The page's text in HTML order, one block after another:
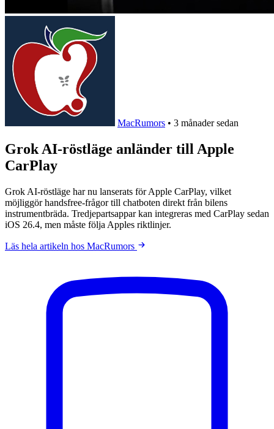
MacRumors • 3 månader sedan
Grok AI-röstläge anländer till Apple
CarPlay
Grok AI-röstläge har nu lanserats för Apple CarPlay, vilket
möjliggör handsfree-frågor till chatboten direkt från bilens
instrumentbräda. Tredjepartsappar kan integreras med CarPlay sedan
iOS 26.4, men måste följa Apples riktlinjer.
Läs hela artikeln hos MacRumors